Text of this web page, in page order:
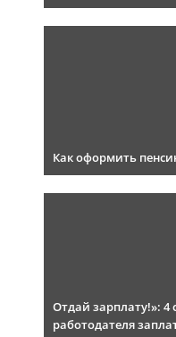
Как оформить
Отдай зарплату!»: 4
работодателя